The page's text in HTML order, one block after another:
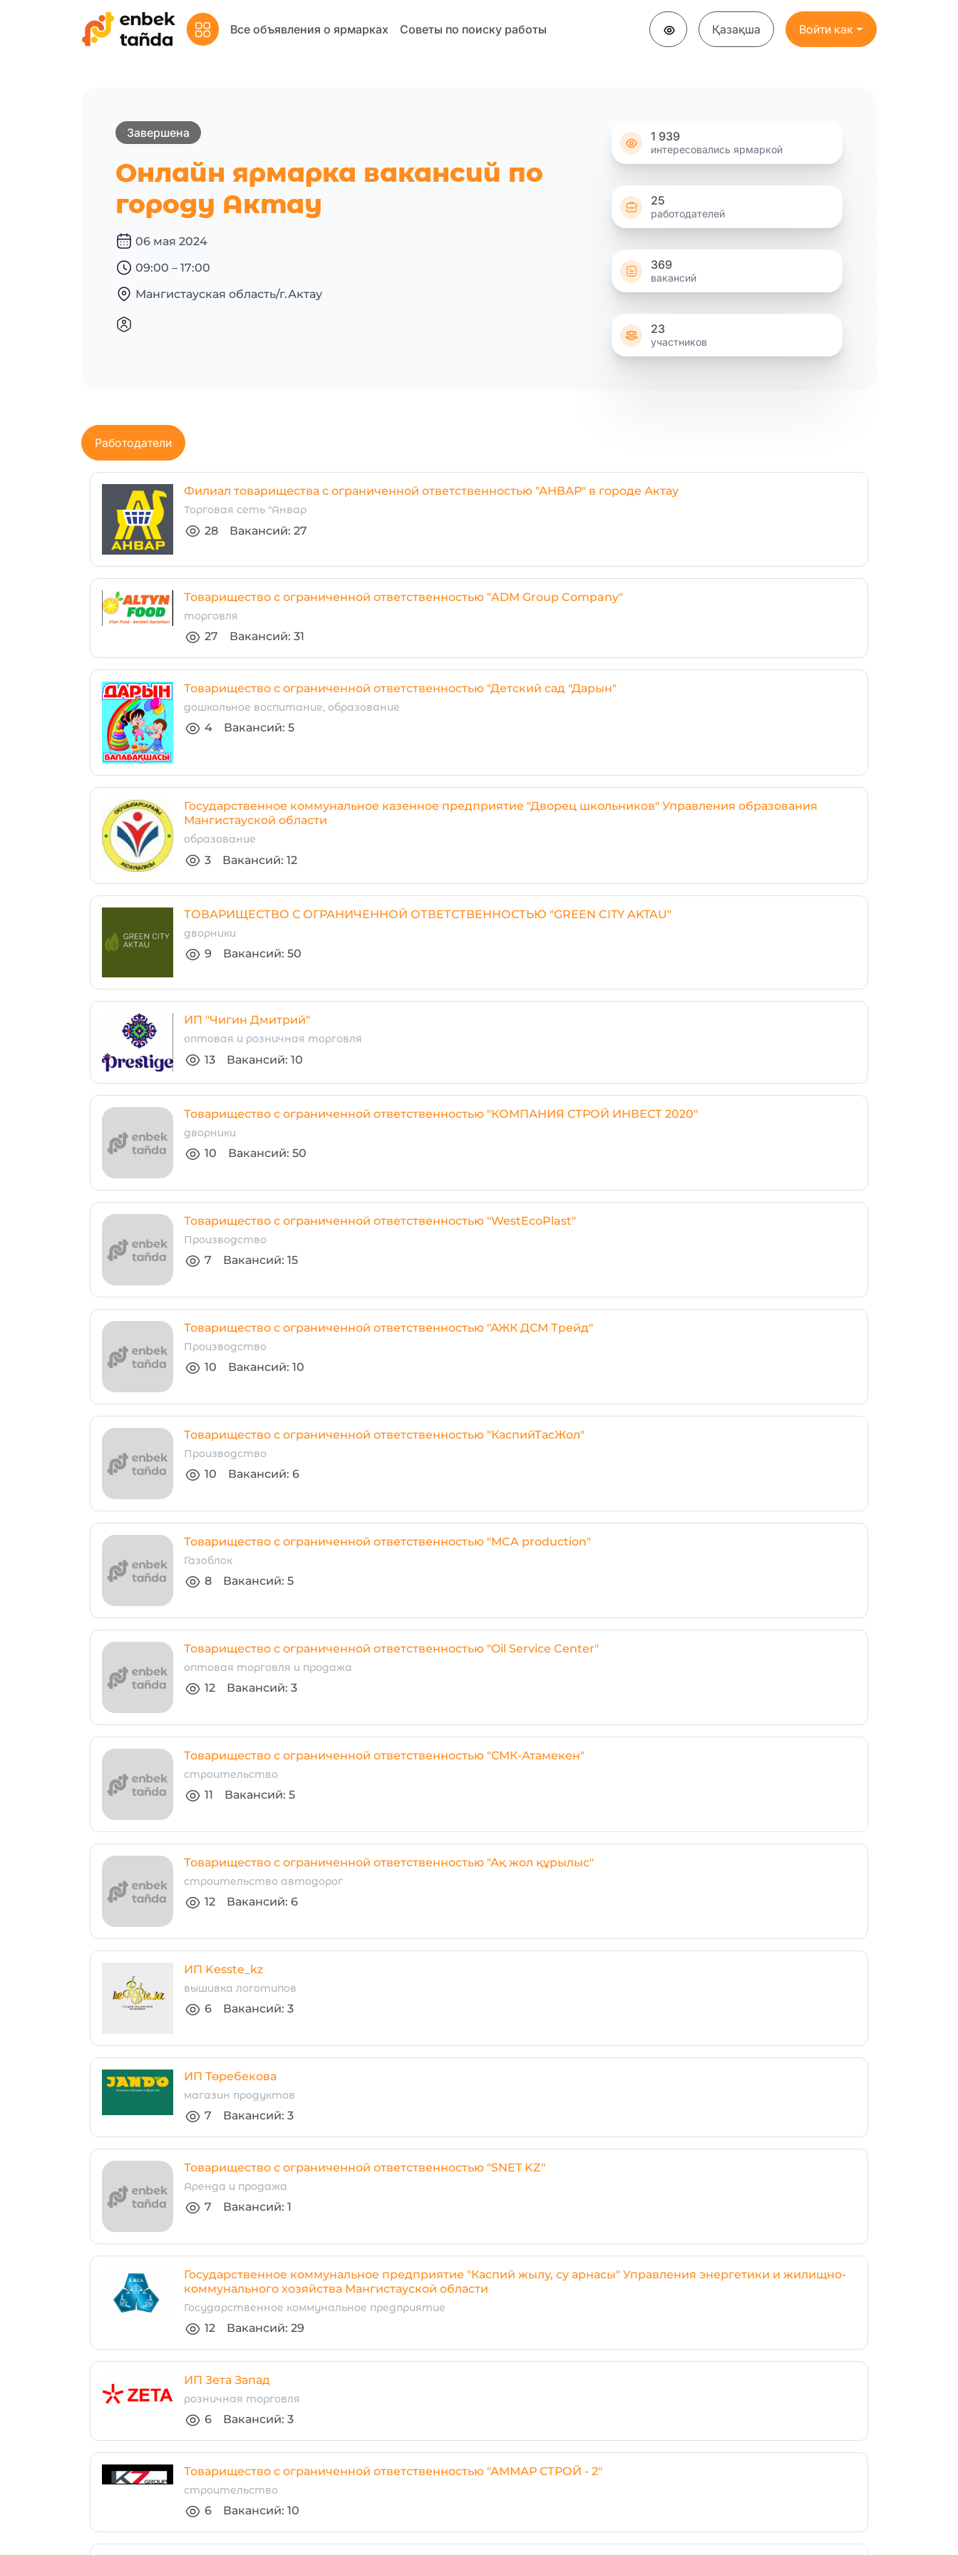
Все объявления о ярмарках Советы по поиску работы Қазақша Войти как
Завершена
Онлайн ярмарка вакансий по
городу Актау
06 мая 2024
09:00 – 17:00
Мангистауская область/г.Актау
1 939
интересовались ярмаркой
25
работодателей
369
вакансий
23
участников
Работодатели
Филиал товарищества с ограниченной ответственностью "АНВАР" в городе Актау
Торговая сеть "Анвар
28 Вакансий: 27
Товарищество с ограниченной ответственностью "ADM Group Company"
торговля
27 Вакансий: 31
Товарищество с ограниченной ответственностью "Детский сад "Дарын"
дошкольное воспитание, образование
4 Вакансий: 5
Государственное коммунальное казенное предприятие "Дворец школьников" Управления образования
Мангистауской области
образование
3 Вакансий: 12
ТОВАРИЩЕСТВО С ОГРАНИЧЕННОЙ ОТВЕТСТВЕННОСТЬЮ "GREEN CITY AKTAU"
дворники
9 Вакансий: 50
ИП "Чигин Дмитрий"
оптовая и розничная торговля
13 Вакансий: 10
Товарищество с ограниченной ответственностью "КОМПАНИЯ СТРОЙ ИНВЕСТ 2020"
дворники
10 Вакансий: 50
Товарищество с ограниченной ответственностью "WestEcoPlast"
Производство
7 Вакансий: 15
Товарищество с ограниченной ответственностью "АЖК ДСМ Трейд"
Производство
10 Вакансий: 10
Товарищество с ограниченной ответственностью "КаспийТасЖол"
Производство
10 Вакансий: 6
Товарищество с ограниченной ответственностью "MCA production"
Газоблок
8 Вакансий: 5
Товарищество с ограниченной ответственностью "Oil Service Center"
оптовая торговля и продажа
12 Вакансий: 3
Товарищество с ограниченной ответственностью "СМК-Атамекен"
строительство
11 Вакансий: 5
Товарищество с ограниченной ответственностью "Ақ жол құрылыс"
строительство автодорог
12 Вакансий: 6
ИП Kesste_kz
вышивка логотипов
6 Вакансий: 3
ИП Төребекова
магазин продуктов
7 Вакансий: 3
Товарищество с ограниченной ответственностью "SNET KZ"
Аренда и продажа
7 Вакансий: 1
Государственное коммунальное предприятие "Каспий жылу, су арнасы" Управления энергетики и жилищно-
коммунального хозяйства Мангистауской области
Государственное коммунальное предприятие
12 Вакансий: 29
ИП Зета Запад
розничная торговля
6 Вакансий: 3
Товарищество с ограниченной ответственностью "АММАР СТРОЙ - 2"
строительство
6 Вакансий: 10